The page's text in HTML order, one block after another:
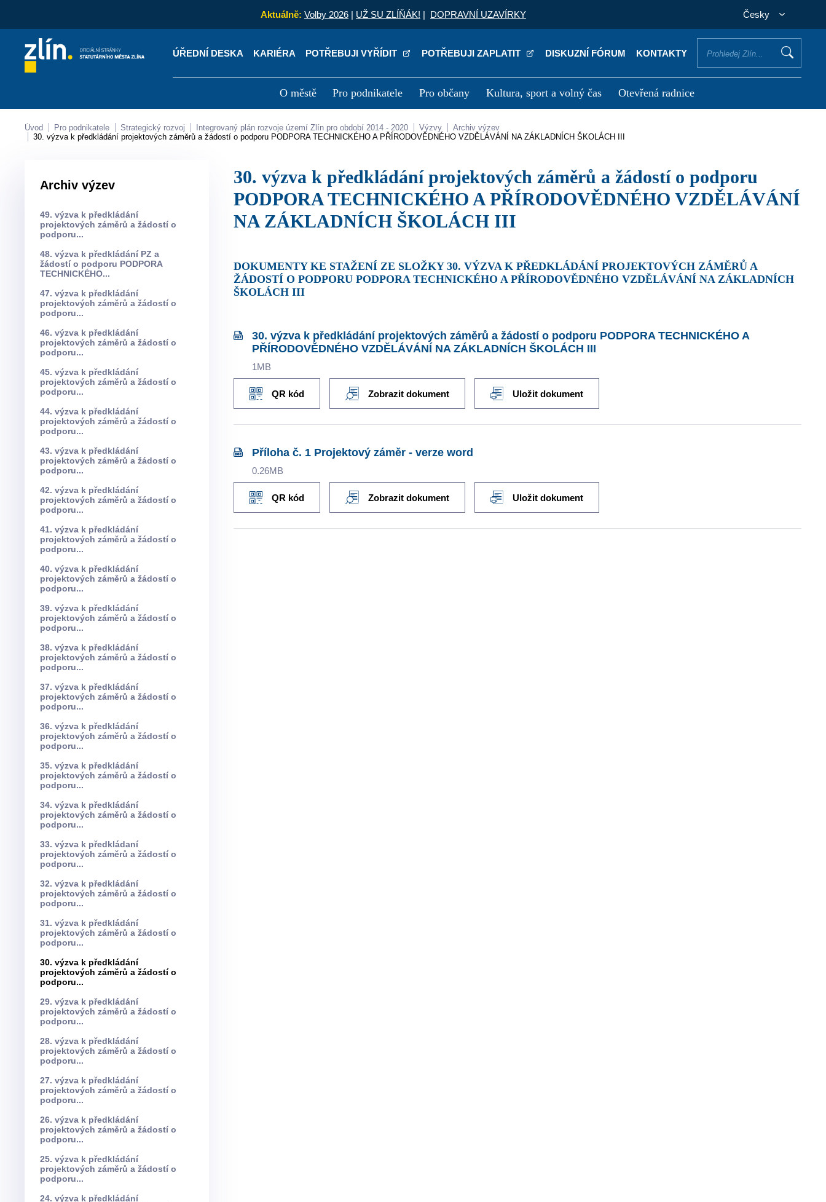
Aktuálně: Volby 2026 | UŽ SU ZLÍŇÁK! | DOPRAVNÍ UZAVÍRKY Česky
ÚŘEDNÍ DESKA KARIÉRA POTŘEBUJI VYŘÍDIT POTŘEBUJI ZAPLATIT DISKUZNÍ FÓRUM KONTAKTY
O městě Pro podnikatele Pro občany Kultura, sport a volný čas Otevřená radnice
Kontakty Úřední deska Kariéra
Úvod Pro podnikatele Strategický rozvoj Integrovaný plán rozvoje území Zlín pro období 2014 - 2020 Výzvy
Archiv výzev
30. výzva k předkládání projektových záměrů a žádostí o podporu PODPORA TECHNICKÉHO A PŘÍRODOVĚDNÉHO VZDĚLÁVÁNÍ NA ZÁKLADNÍCH ŠKOLÁCH III
Archiv výzev
49. výzva k předkládání
projektových záměrů a žádostí o
podporu...
48. výzva k předkládání PZ a
žádostí o podporu PODPORA
TECHNICKÉHO...
47. výzva k předkládání
projektových záměrů a žádostí o
podporu...
46. výzva k předkládání
projektových záměrů a žádostí o
podporu...
45. výzva k předkládání
projektových záměrů a žádostí o
podporu...
44. výzva k předkládání
projektových záměrů a žádostí o
podporu...
43. výzva k předkládání
projektových záměrů a žádostí o
podporu...
42. výzva k předkládání
projektových záměrů a žádostí o
podporu...
41. výzva k předkládání
projektových záměrů a žádostí o
podporu...
40. výzva k předkládání
projektových záměrů a žádostí o
podporu...
39. výzva k předkládání
projektových záměrů a žádostí o
podporu...
38. výzva k předkládání
projektových záměrů a žádostí o
podporu...
37. výzva k předkládání
projektových záměrů a žádostí o
podporu...
36. výzva k předkládání
projektových záměrů a žádostí o
podporu...
35. výzva k předkládání
projektových záměrů a žádostí o
podporu...
34. výzva k předkládání
projektových záměrů a žádostí o
podporu...
33. výzva k předkládaní
projektových záměrů a žádostí o
podporu...
32. výzva k předkládání
projektových záměrů a žádostí o
podporu...
31. výzva k předkládání
projektových záměrů a žádostí o
podporu...
30. výzva k předkládání
projektových záměrů a žádostí o
podporu...
29. výzva k předkládání
projektových záměrů a žádostí o
podporu...
28. výzva k předkládání
projektových záměrů a žádostí o
podporu...
27. výzva k předkládání
projektových záměrů a žádostí o
podporu...
26. výzva k předkládání
projektových záměrů a žádostí o
podporu...
25. výzva k předkládání
projektových záměrů a žádostí o
podporu...
24. výzva k předkládání
30. výzva k předkládání projektových záměrů a žádostí o podporu
PODPORA TECHNICKÉHO A PŘÍRODOVĚDNÉHO VZDĚLÁVÁNÍ
NA ZÁKLADNÍCH ŠKOLÁCH III
DOKUMENTY KE STAŽENÍ ZE SLOŽKY 30. VÝZVA K PŘEDKLÁDÁNÍ PROJEKTOVÝCH ZÁMĚRŮ A
ŽÁDOSTÍ O PODPORU PODPORA TECHNICKÉHO A PŘÍRODOVĚDNÉHO VZDĚLÁVÁNÍ NA ZÁKLADNÍCH
ŠKOLÁCH III
30. výzva k předkládání projektových záměrů a žádostí o podporu PODPORA TECHNICKÉHO A
PŘÍRODOVĚDNÉHO VZDĚLÁVÁNÍ NA ZÁKLADNÍCH ŠKOLÁCH III
1MB
QR kód Zobrazit dokument Uložit dokument
Příloha č. 1 Projektový záměr - verze word
0.26MB
QR kód Zobrazit dokument Uložit dokument